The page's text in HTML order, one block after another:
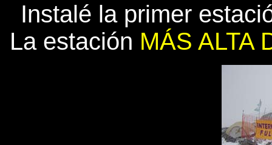
Instalé la primer
La estación MÁS ALTA